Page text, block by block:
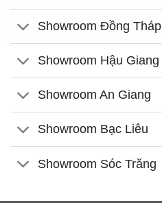
Showroom Đồng Tháp
Showroom Hậu Giang
Showroom An Giang
Showroom Bạc Liêu
Showroom Sóc Trăng